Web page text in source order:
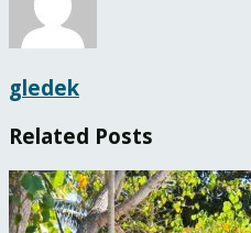
gledek
Related Posts